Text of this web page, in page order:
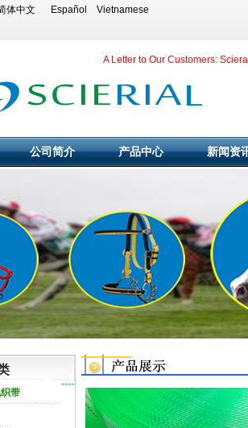
体中文 Español Vietnamese
A Letter to Our Customers:
公司简介 产品中心 新闻资
带